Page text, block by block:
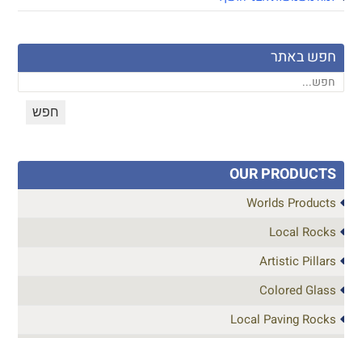
חפש באתר
OUR PRODUCTS
Worlds Products
Local Rocks
Artistic Pillars
Colored Glass
Local Paving Rocks